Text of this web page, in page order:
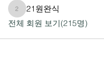
21원완식
21원완식
전체 회원 보기(215명)